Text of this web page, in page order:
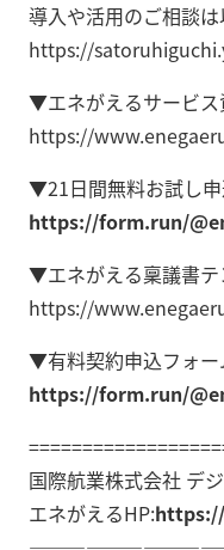
導入や活用のご相談は
https://
▼エネがえるサービス
https://
▼21日間無料お試し申
https://form.run/
▼エネがえる稟議書テ
https://
▼有料契約申込フォー
https://form.run/
国際航業株式会社 デ
エネがえるHP: